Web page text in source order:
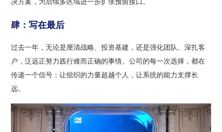
决方案，为后续多区域进一步扩张预留接口。
肆：写在最后
过去一年，无论是厘清战略、投资基建，还是强化团队、深扎客
户，泛远正努力践行难而正确的事情。公司的每一次选择，都在
传递一个信号：让组织的力量超越个人，让系统的能力支撑长
远。